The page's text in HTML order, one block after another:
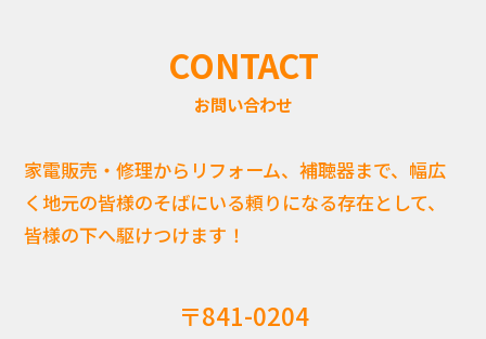
CONTACT
お問い合わせ
家電販売・修理からリフォーム、補聴器まで、幅広
く地元の皆様のそばにいる頼りになる存在として、
皆様の下へ駆けつけます！
〒841-0204